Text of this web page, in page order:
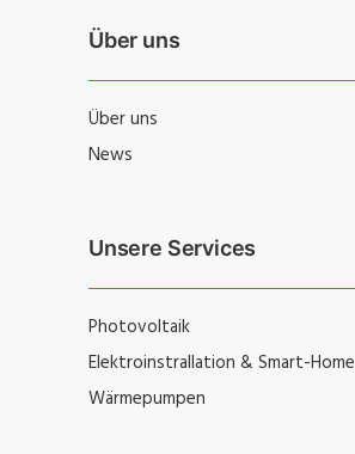
Über uns
Über uns
News
Unsere Services
Photovoltaik
Elektroinstrallation & Smart-Home
Wärmepumpen